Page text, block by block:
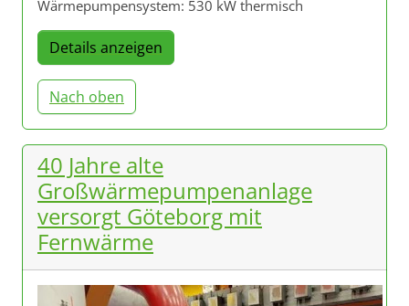
Wärmepumpensystem: 530 kW thermisch
Details anzeigen
Nach oben
40 Jahre alte
Großwärmepumpenanlage
versorgt Göteborg mit
Fernwärme